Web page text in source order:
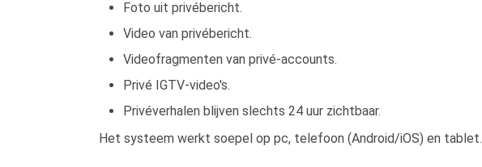
Foto uit privébericht.
Video van privébericht.
Videofragmenten van privé-accounts.
Privé IGTV-video's.
Privéverhalen blijven slechts 24 uur zichtbaar.
Het systeem werkt soepel op pc, telefoon (Android/iOS) en tablet.